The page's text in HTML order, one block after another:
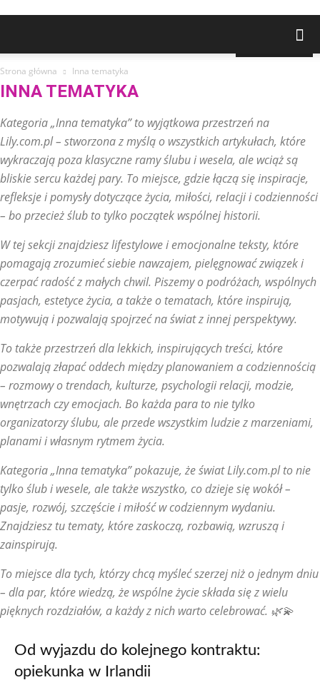
Strona główna Inna tematyka
INNA TEMATYKA
Kategoria „Inna tematyka” to wyjątkowa przestrzeń na
Lily.com.pl – stworzona z myślą o wszystkich artykułach, które
wykraczają poza klasyczne ramy ślubu i wesela, ale wciąż są
bliskie sercu każdej pary. To miejsce, gdzie łączą się inspiracje,
refleksje i pomysły dotyczące życia, miłości, relacji i codzienności
– bo przecież ślub to tylko początek wspólnej historii.
W tej sekcji znajdziesz lifestylowe i emocjonalne teksty, które
pomagają zrozumieć siebie nawzajem, pielęgnować związek i
czerpać radość z małych chwil. Piszemy o podróżach, wspólnych
pasjach, estetyce życia, a także o tematach, które inspirują,
motywują i pozwalają spojrzeć na świat z innej perspektywy.
To także przestrzeń dla lekkich, inspirujących treści, które
pozwalają złapać oddech między planowaniem a codziennością
– rozmowy o trendach, kulturze, psychologii relacji, modzie,
wnętrzach czy emocjach. Bo każda para to nie tylko
organizatorzy ślubu, ale przede wszystkim ludzie z marzeniami,
planami i własnym rytmem życia.
Kategoria „Inna tematyka” pokazuje, że świat Lily.com.pl to nie
tylko ślub i wesele, ale także wszystko, co dzieje się wokół –
pasje, rozwój, szczęście i miłość w codziennym wydaniu.
Znajdziesz tu tematy, które zaskoczą, rozbawią, wzruszą i
zainspirują.
To miejsce dla tych, którzy chcą myśleć szerzej niż o jednym dniu
– dla par, które wiedzą, że wspólne życie składa się z wielu
pięknych rozdziałów, a każdy z nich warto celebrować. 🌿💫
Od wyjazdu do kolejnego kontraktu:
opiekunka w Irlandii